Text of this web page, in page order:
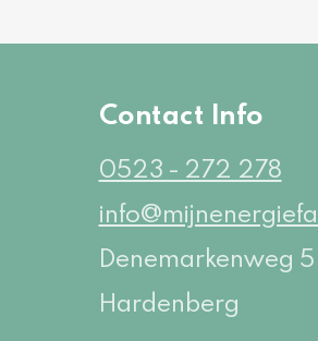
Contact Info
0523 - 272 278
Denemarkenweg 5
Hardenberg